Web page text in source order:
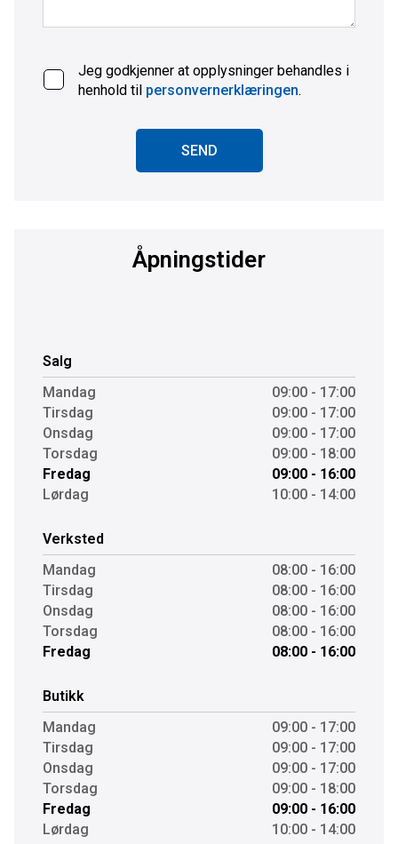
Jeg godkjenner at opplysninger behandles i
henhold til personvernerklæringen.
SEND
Åpningstider
Salg
Mandag
09:00 - 17:00
Tirsdag
09:00 - 17:00
Onsdag
09:00 - 17:00
Torsdag
09:00 - 18:00
Fredag
09:00 - 16:00
Lørdag
10:00 - 14:00
Verksted
Mandag
08:00 - 16:00
Tirsdag
08:00 - 16:00
Onsdag
08:00 - 16:00
Torsdag
08:00 - 16:00
Fredag
08:00 - 16:00
Butikk
Mandag
09:00 - 17:00
Tirsdag
09:00 - 17:00
Onsdag
09:00 - 17:00
Torsdag
09:00 - 18:00
Fredag
09:00 - 16:00
Lørdag
10:00 - 14:00